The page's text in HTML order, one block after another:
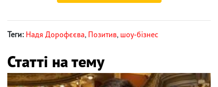
Теги: Надя Дорофєєва, Позитив, шоу-бізнес
Статті на тему